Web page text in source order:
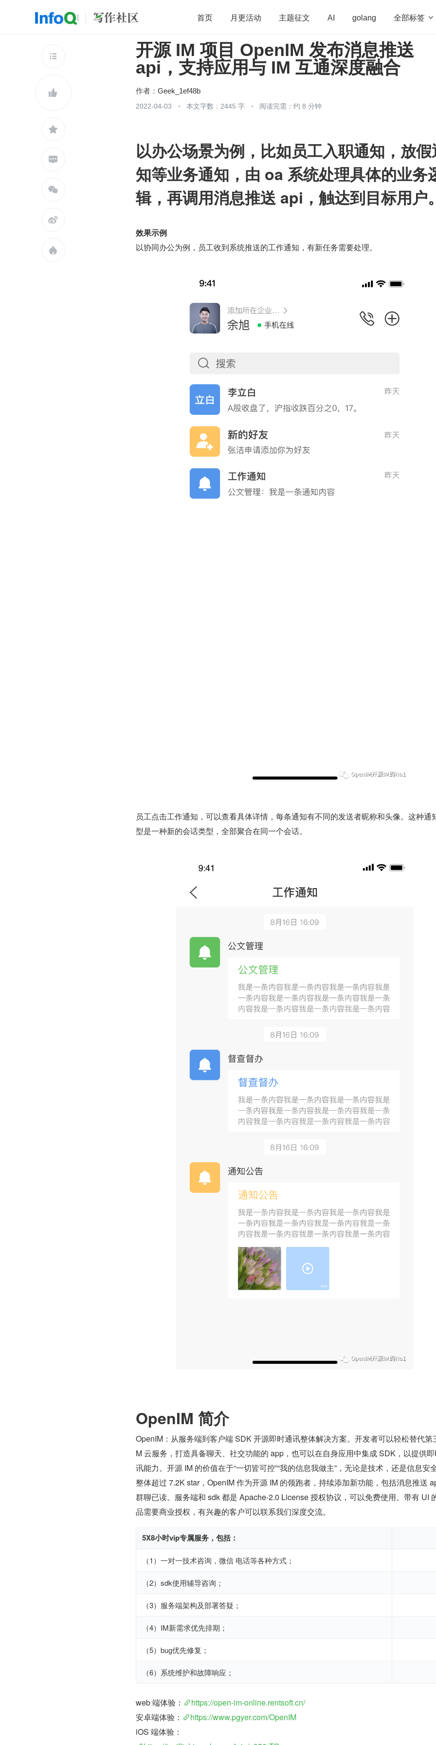
首页 月更活动 主题征文 AI golang 全部标签 
开源 架构 OpenHarmony 算法 学习方法 Web3.0
团队管理 程序员 运维 深度思考 低代码 redis
查看更多







开源 IM 项目 OpenIM 发布消息推送
api，支持应用与 IM 互通深度融合
作者： Geek_1ef48b
2022-04-03 本文字数：2445 字 阅读完需：约 8 分钟
以办公场景为例，比如员工入职通知，放
知等业务通知，由 oa 系统处理具体的业务
辑，再调用消息推送 api，触达到目标用户
效果示例
以协同办公为例，员工收到系统推送的工作通知，有新任务需要处理。
员工点击工作通知，可以查看具体详情，每条通知有不同的发送者昵称和头像。这种通
型是一种新的会话类型，全部聚合在同一个会话。
OpenIM 简介
OpenIM：从服务端到客户端 SDK 开源即时通讯整体解决方案。开发者可以轻松替代第
M 云服务，打造具备聊天、社交功能的 app，也可以在自身应用中集成 SDK，以提供
讯能力。开源 IM 的价值在于“一切皆可控”“我的信息我做主”，无论是技术，还是信息安
整体超过 7.2K star，OpenIM 作为开源 IM 的领跑者，持续添加新功能，包括消息推送
群聊已读。服务端和 sdk 都是 Apache-2.0 License 授权协议，可以免费使用。带有 UI
品需要商业授权，有兴趣的客户可以联系我们深度交流。
5X8小时vip专属服务，包括：
（1）一对一技术咨询，微信 电话等各种方式；
（2）sdk使用辅导咨询；
（3）服务端架构及部署答疑；
（4）IM新需求优先排期；
（5）bug优先修复；
（6）系统维护和故障响应；
web 端体验：
https://open-im-online.rentsoft.cn/
安卓端体验：
https://www.pgyer.com/OpenIM
iOS 端体验：